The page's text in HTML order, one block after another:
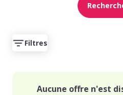
Filtres
Aucune offre n'est